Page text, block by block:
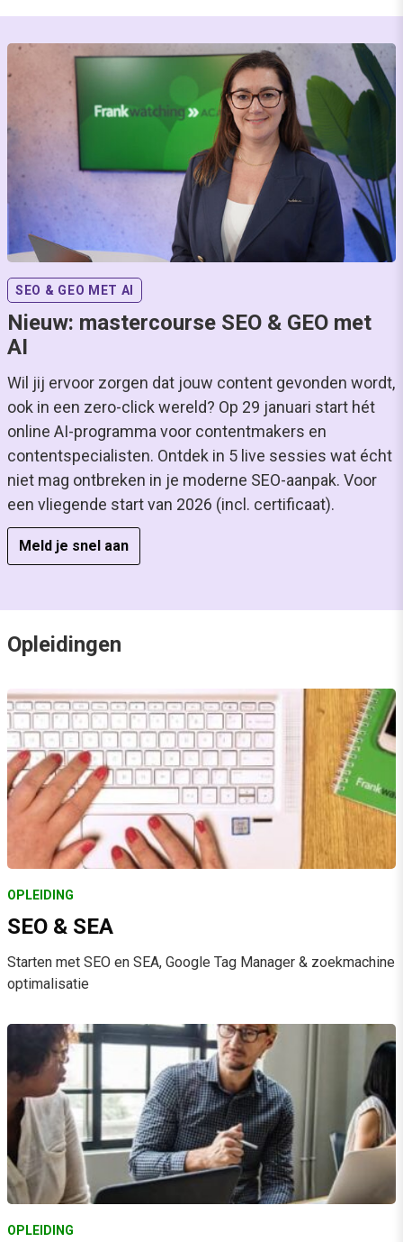
SEO & GEO MET AI
Nieuw: mastercourse SEO & GEO met
AI
Wil jij ervoor zorgen dat jouw content gevonden wordt,
ook in een zero-click wereld? Op 29 januari start hét
online AI-programma voor contentmakers en
contentspecialisten. Ontdek in 5 live sessies wat écht
niet mag ontbreken in je moderne SEO-aanpak. Voor
een vliegende start van 2026 (incl. certificaat).
Meld je snel aan
Opleidingen
OPLEIDING
SEO & SEA
Starten met SEO en SEA, Google Tag Manager & zoekmachine
optimalisatie
OPLEIDING